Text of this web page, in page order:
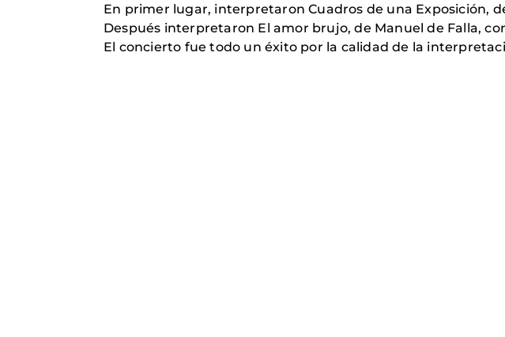
En primer lugar, interpretaron Cuadros de una Exposición,
Después interpretaron El amor brujo, de Manuel de Falla,
El concierto fue todo un éxito por la calidad de la